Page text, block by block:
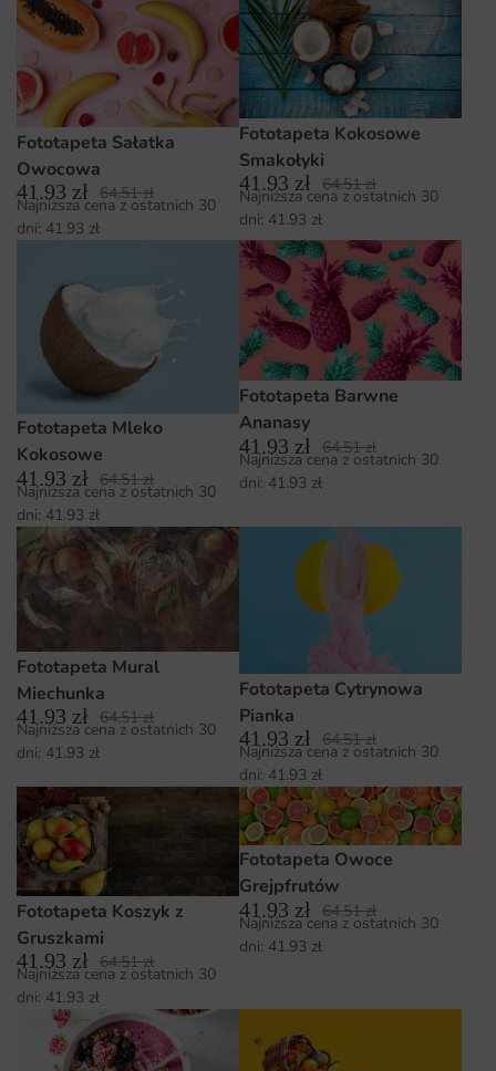
Fototapeta Sałatka
Owocowa
41.93 zł 64.51zł
Najniższa cena z ostatnich 30
dni: 41.93 zł
Fototapeta Kokosowe
Smakołyki
41.93 zł 64.51zł
Najniższa cena z ostatnich 30
dni: 41.93 zł
Fototapeta Mleko
Kokosowe
41.93 zł 64.51zł
Najniższa cena z ostatnich 30
dni: 41.93 zł
Fototapeta Barwne
Ananasy
41.93 zł 64.51zł
Najniższa cena z ostatnich 30
dni: 41.93 zł
Fototapeta Mural
Miechunka
41.93 zł 64.51zł
Najniższa cena z ostatnich 30
dni: 41.93 zł
Fototapeta Cytrynowa
Pianka
41.93 zł 64.51zł
Najniższa cena z ostatnich 30
dni: 41.93 zł
Fototapeta Koszyk z
Gruszkami
41.93 zł 64.51zł
Najniższa cena z ostatnich 30
dni: 41.93 zł
Fototapeta Owoce
Grejpfrutów
41.93 zł 64.51zł
Najniższa cena z ostatnich 30
dni: 41.93 zł